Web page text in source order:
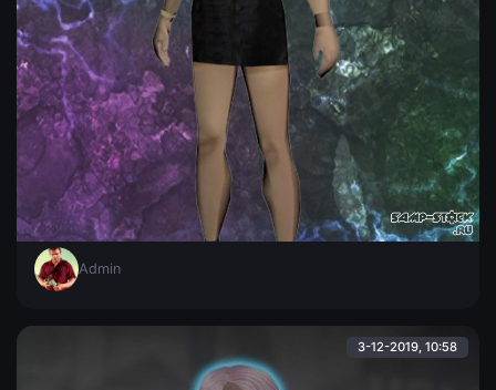
Hfyri в чёрном платье
Девушка-hfyri в чёрном коротком платье и в туфлях на
высоких каблуках.
Admin
3-12-2019, 10:58